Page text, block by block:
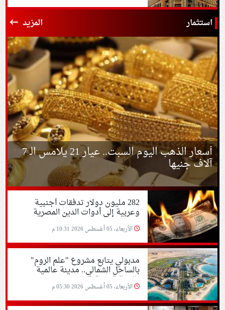
استثمار المزيد
أسعار الذهب اليوم السبت.. عيار 21 يلامس الـ 7
آلاف جنيها
282 مليون دولار تدفقات أجنبية
وعربية إلى أدوات الدين المصرية
الأربعاء، 05 أغسطس 2026 10:31 م
مدبولي يتابع مشروع "علم الروم"
بالساحل الشمالي.. مدينة عالمية
بالشراكة مع قطر
الأربعاء، 05 أغسطس 2026 05:30 م